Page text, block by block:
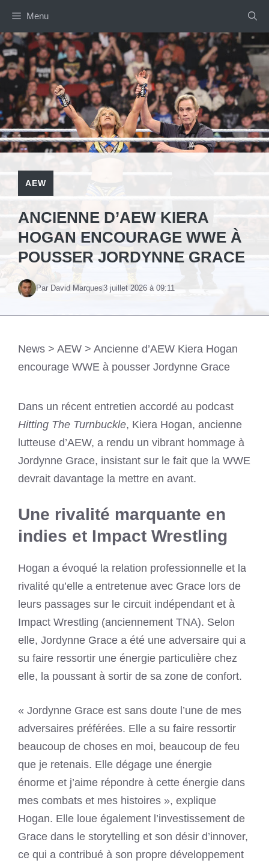
contenu
Menu
AEW
ANCIENNE D’AEW KIERA
HOGAN ENCOURAGE WWE À
POUSSER JORDYNNE GRACE
Par David Marques3 juillet 2026 à 09:11
News > AEW > Ancienne d’AEW Kiera Hogan
encourage WWE à pousser Jordynne Grace
Dans un récent entretien accordé au podcast
Hitting The Turnbuckle, Kiera Hogan, ancienne
lutteuse d’AEW, a rendu un vibrant hommage à
Jordynne Grace, insistant sur le fait que la WWE
devrait davantage la mettre en avant.
Une rivalité marquante en
indies et Impact Wrestling
Hogan a évoqué la relation professionnelle et la
rivalité qu’elle a entretenue avec Grace lors de
leurs passages sur le circuit indépendant et à
Impact Wrestling (anciennement TNA). Selon
elle, Jordynne Grace a été une adversaire qui a
su faire ressortir une énergie particulière chez
elle, la poussant à sortir de sa zone de confort.
« Jordynne Grace est sans doute l’une de mes
adversaires préférées. Elle a su faire ressortir
beaucoup de choses en moi, beaucoup de feu
que je retenais. Elle dégage une énergie
énorme et j’aime répondre à cette énergie dans
mes combats et mes histoires », explique
Hogan. Elle loue également l’investissement de
Grace dans le storytelling et son désir d’innover,
ce qui a contribué à son propre développement